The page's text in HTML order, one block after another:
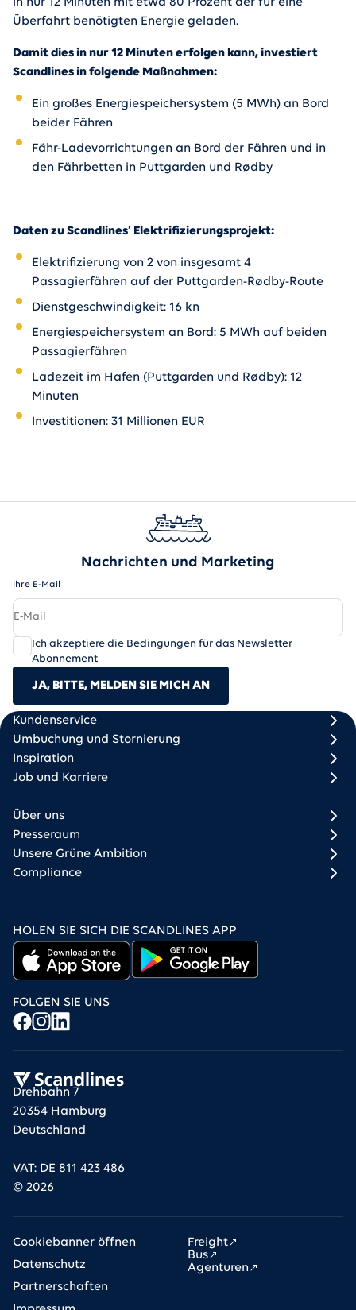
Überfahrt benötigten Energie geladen.
Damit dies in nur 12 Minuten erfolgen kann, investiert
Scandlines in folgende Maßnahmen:
Ein großes Energiespeichersystem (5 MWh) an Bord
beider Fähren
Fähr-Ladevorrichtungen an Bord der Fähren und in
den Fährbetten in Puttgarden und Rødby
Daten zu Scandlines’ Elektrifizierungsprojekt:
Elektrifizierung von 2 von insgesamt 4
Passagierfähren auf der Puttgarden-Rødby-Route
Dienstgeschwindigkeit: 16 kn
Energiespeichersystem an Bord: 5 MWh auf beiden
Passagierfähren
Ladezeit im Hafen (Puttgarden und Rødby): 12
Minuten
Investitionen: 31 Millionen EUR
Nachrichten und Marketing
Ihre E-Mail
Ich akzeptiere die Bedingungen für das Newsletter
Abonnement
JA, BITTE, MELDEN SIE MICH AN
Scandlines
Drehbahn 7
20354 Hamburg
Deutschland
VAT: DE 811 423 486
© 2026
Footer column 1
Kundenservice
Umbuchung und Stornierung
Inspiration
Job und Karriere
Footer column 2
Über uns
Presseraum
Unsere Grüne Ambition
Compliance
HOLEN SIE SICH DIE SCANDLINES APP
FOLGEN SIE UNS
Freight
Bus
Agenturen
Cookiebanner öffnen
Datenschutz
Partnerschaften